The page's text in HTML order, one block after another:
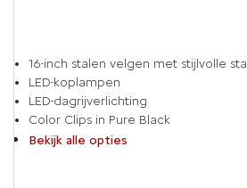
16-inch stalen velgen met stijlvolle
LED-koplampen
LED-dagrijverlichting
Color Clips in Pure Black
Bekijk alle opties